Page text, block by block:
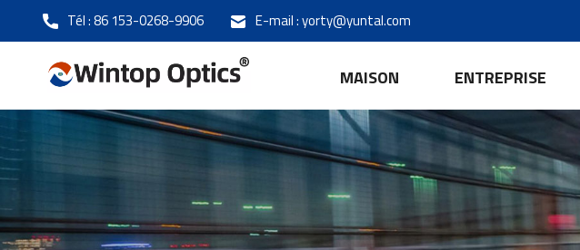
Tél :86 153-0268-9906 E-mail :yorty@yuntal.com
MAISON ENTREPRISE